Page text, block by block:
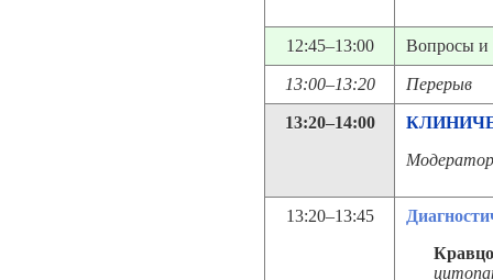
12:45–13:00 Вопросы и
13:00–13:20 Перерыв
13:20–14:00
13:20–13:45